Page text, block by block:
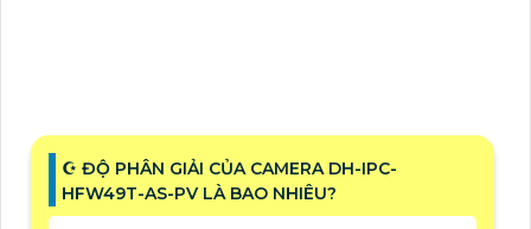
☪ ĐỘ PHÂN GIẢI CỦA CAMERA DH-IPC-
HFW49T-AS-PV LÀ BAO NHIÊU?